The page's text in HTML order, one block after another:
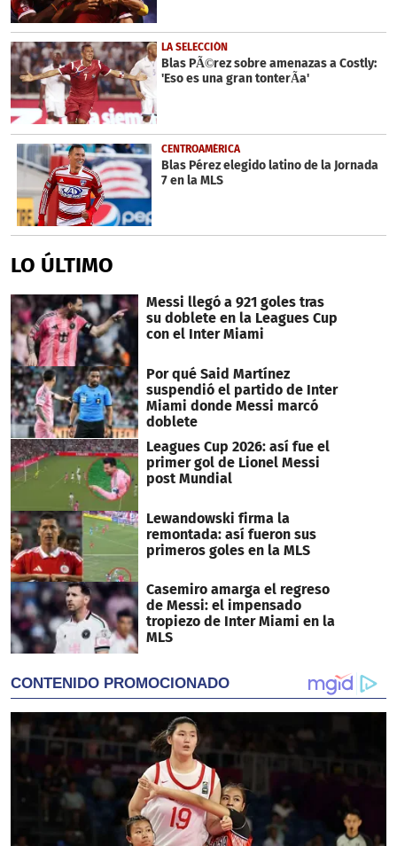
LA SELECCIÓN
Blas PÃ©rez sobre amenazas a Costly:
'Eso es una gran tonterÃ­a'
CENTROAMÉRICA
Blas Pérez elegido latino de la Jornada
7 en la MLS
LO ÚLTIMO
Messi llegó a 921 goles tras
su doblete en la Leagues Cup
con el Inter Miami
Por qué Said Martínez
suspendió el partido de Inter
Miami donde Messi marcó
doblete
Leagues Cup 2026: así fue el
primer gol de Lionel Messi
post Mundial
Lewandowski firma la
remontada: así fueron sus
primeros goles en la MLS
Casemiro amarga el regreso
de Messi: el impensado
tropiezo de Inter Miami en la
MLS